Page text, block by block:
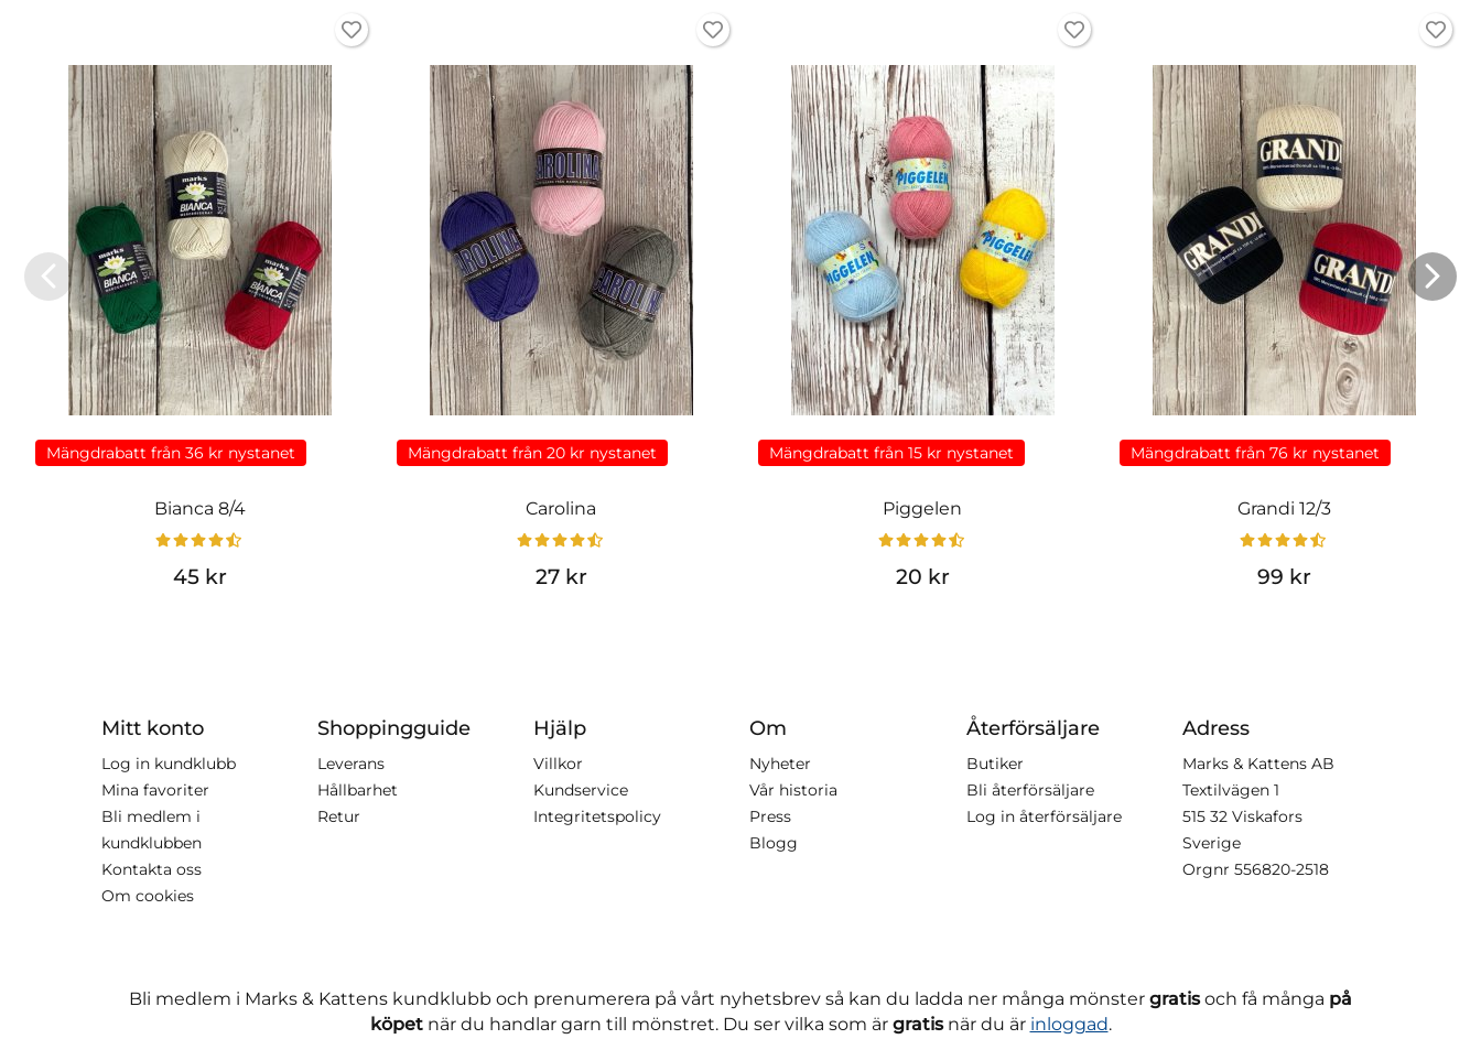
Mängdrabatt från 36 kr nystanet
Bianca 8/4
45 kr
Mängdrabatt från 20 kr nystanet
Carolina
27 kr
Mängdrabatt från 15 kr nystanet
Piggelen
20 kr
Mängdrabatt från 76 kr nystanet
Grandi 12/3
99 kr
Mitt konto
Log in kundklubb
Mina favoriter
Bli medlem i
kundklubben
Kontakta oss
Om cookies
Shoppingguide
Leverans
Hållbarhet
Retur
Hjälp
Villkor
Kundservice
Integritetspolicy
Om
Nyheter
Vår historia
Press
Blogg
Återförsäljare
Butiker
Bli återförsäljare
Log in återförsäljare
Adress
Marks & Kattens AB
Textilvägen 1
515 32 Viskafors
Sverige
Orgnr 556820-2518
Bli medlem i Marks & Kattens kundklubb och prenumerera på vårt nyhetsbrev så kan du ladda ner många mönster gratisoch få många på
köpetnär du handlar garn till mönstret. Du ser vilka som är gratisnär du är inloggad.